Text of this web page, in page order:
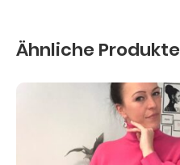
Ähnliche Produkte